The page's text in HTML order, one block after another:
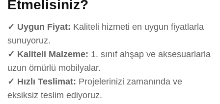
Etmelisiniz?
✓ Uygun Fiyat: Kaliteli hizmeti en uygun fiyatlarla
sunuyoruz.
✓ Kaliteli Malzeme: 1. sınıf ahşap ve aksesuarlarla
uzun ömürlü mobilyalar.
✓ Hızlı Teslimat: Projelerinizi zamanında ve
eksiksiz teslim ediyoruz.